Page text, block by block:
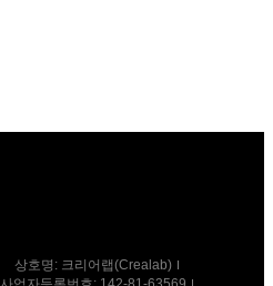
상호명: 크리어랩(Crealab)